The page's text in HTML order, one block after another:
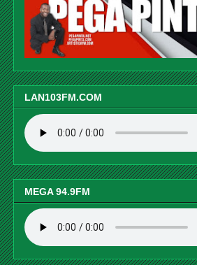
LAN103FM.COM
MEGA 94.9FM